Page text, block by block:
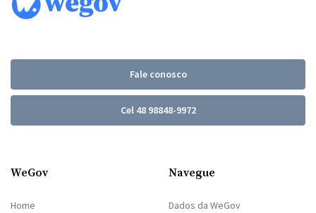
Fale conosco
Cel 48 98848-9972
WeGov
Home
Navegue
Dados da WeGov